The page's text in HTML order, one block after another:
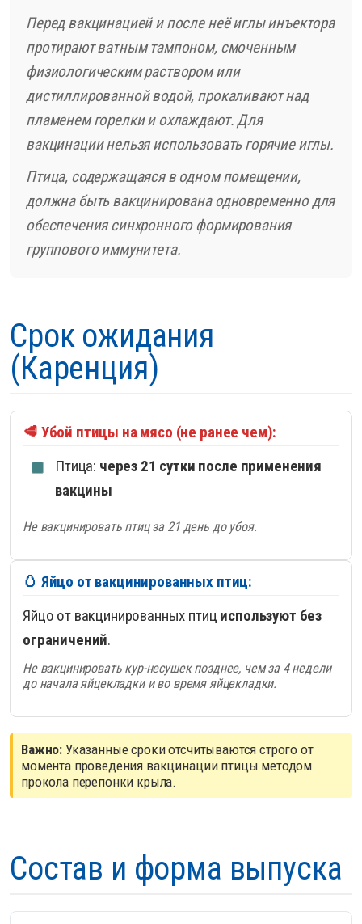
Перед вакцинацией и после неё иглы инъектора
протирают ватным тампоном, смоченным
физиологическим раствором или
дистиллированной водой, прокаливают над
пламенем горелки и охлаждают. Для
вакцинации нельзя использовать горячие иглы.
Птица, содержащаяся в одном помещении,
должна быть вакцинирована одновременно для
обеспечения синхронного формирования
группового иммунитета.
Срок ожидания
(Каренция)
🥩 Убой птицы на мясо (не ранее чем):
Птица: через 21 сутки после применения
вакцины
Не вакцинировать птиц за 21 день до убоя.
🥚 Яйцо от вакцинированных птиц:
Яйцо от вакцинированных птиц используют без
ограничений.
Не вакцинировать кур-несушек позднее, чем за 4 недели
до начала яйцекладки и во время яйцекладки.
Важно: Указанные сроки отсчитываются строго от
момента проведения вакцинации птицы методом
прокола перепонки крыла.
Состав и форма выпуска